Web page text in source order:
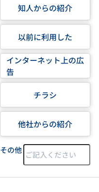
知人からの紹介
以前に利用した
インターネット上の広
告
チラシ
他社からの紹介
その他